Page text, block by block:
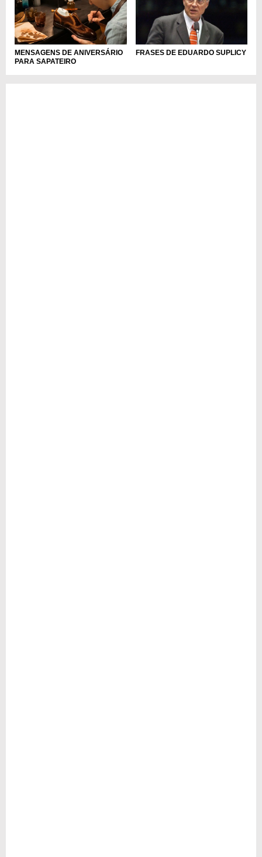
MENSAGENS DE ANIVERSÁRIO
PARA SAPATEIRO
FRASES DE EDUARDO SUPLICY